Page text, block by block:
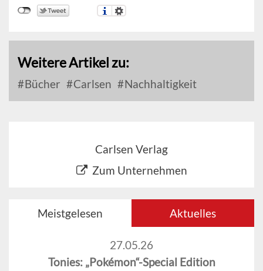
Weitere Artikel zu:
Bücher Carlsen Nachhaltigkeit
Carlsen Verlag
Zum Unternehmen
Meistgelesen Aktuelles
27.05.26
Tonies: „Pokémon“-Special Edition